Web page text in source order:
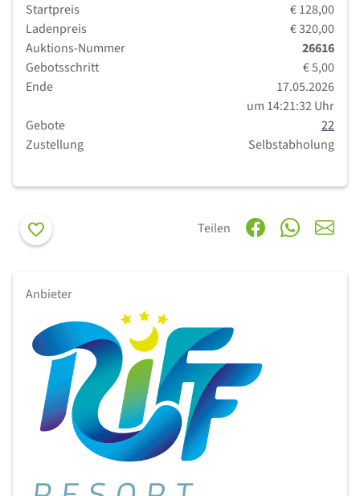
Startpreis
€ 128,00
Ladenpreis
€ 320,00
Auktions-Nummer
26616
Gebotsschritt
€ 5,00
Ende
17.05.2026
um 14:21:32 Uhr
Gebote
22
Zustellung
Selbstabholung
Merken Teilen
Anbieter